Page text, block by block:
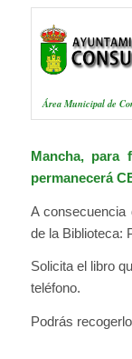
Área Municipal de
Mancha, para
permanecerá
A
de la Biblioteca:
Solicita el libro
teléfono.
Podrás